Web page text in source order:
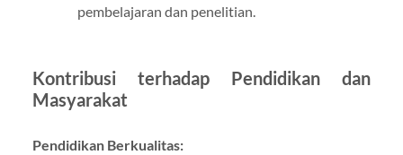
pembelajaran dan penelitian.
Kontribusi terhadap Pendidikan dan
Masyarakat
Pendidikan Berkualitas: